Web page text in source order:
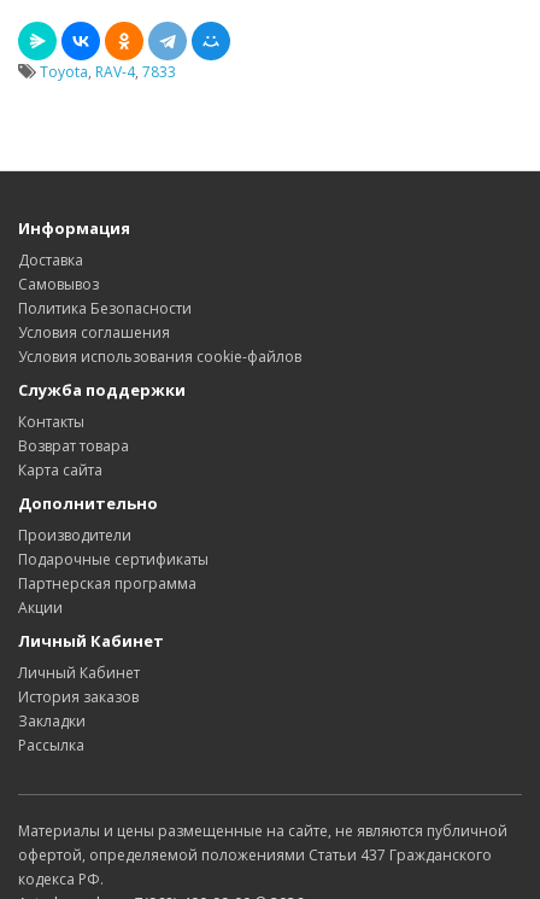
Toyota, RAV-4, 7833
Информация
Доставка
Самовывоз
Политика Безопасности
Условия соглашения
Условия использования cookie-файлов
Служба поддержки
Контакты
Возврат товара
Карта сайта
Дополнительно
Производители
Подарочные сертификаты
Партнерская программа
Акции
Личный Кабинет
Личный Кабинет
История заказов
Закладки
Рассылка
Материалы и цены размещенные на сайте, не являются публичной
офертой, определяемой положениями Статьи 437 Гражданского
кодекса РФ.